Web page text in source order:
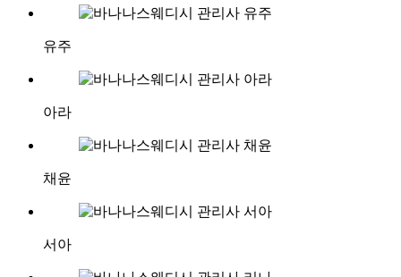
유주
아라
채윤
서아